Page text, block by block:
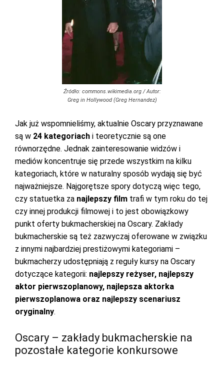
Źródło: commons.wikimedia.org / Autor:
Greg in Hollywood (Greg Hernandez)
Jak już wspomnieliśmy, aktualnie Oscary przyznawane
są w 24 kategoriach i teoretycznie są one
równorzędne. Jednak zainteresowanie widzów i
mediów koncentruje się przede wszystkim na kilku
kategoriach, które w naturalny sposób wydają się być
najważniejsze. Najgorętsze spory dotyczą więc tego,
czy statuetka za najlepszy film trafi w tym roku do tej
czy innej produkcji filmowej i to jest obowiązkowy
punkt oferty bukmacherskiej na Oscary. Zakłady
bukmacherskie są też zazwyczaj oferowane w związku
z innymi najbardziej prestiżowymi kategoriami –
bukmacherzy udostępniają z reguły kursy na Oscary
dotyczące kategorii: najlepszy reżyser, najlepszy
aktor pierwszoplanowy, najlepsza aktorka
pierwszoplanowa oraz najlepszy scenariusz
oryginalny.
Oscary – zakłady bukmacherskie na
pozostałe kategorie konkursowe